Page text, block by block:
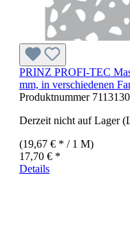
PRINZ PROFI-TEC
mm, in verschiedenen
Produktnummer
Derzeit nicht auf Lager
(19,67 € * / 1 M)
17,70 € *
Details